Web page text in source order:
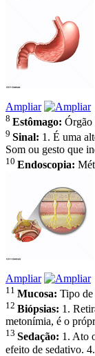
Ampliar
8 Estômago: Órgão
9 Sinal: 1. É uma
Som ou gesto que
10 Endoscopia:
Ampliar
11 Mucosa: Tipo de
12 Biópsias: 1.
metonímia, é o
13 Sedação: 1. Ato
efeito de sedativo.